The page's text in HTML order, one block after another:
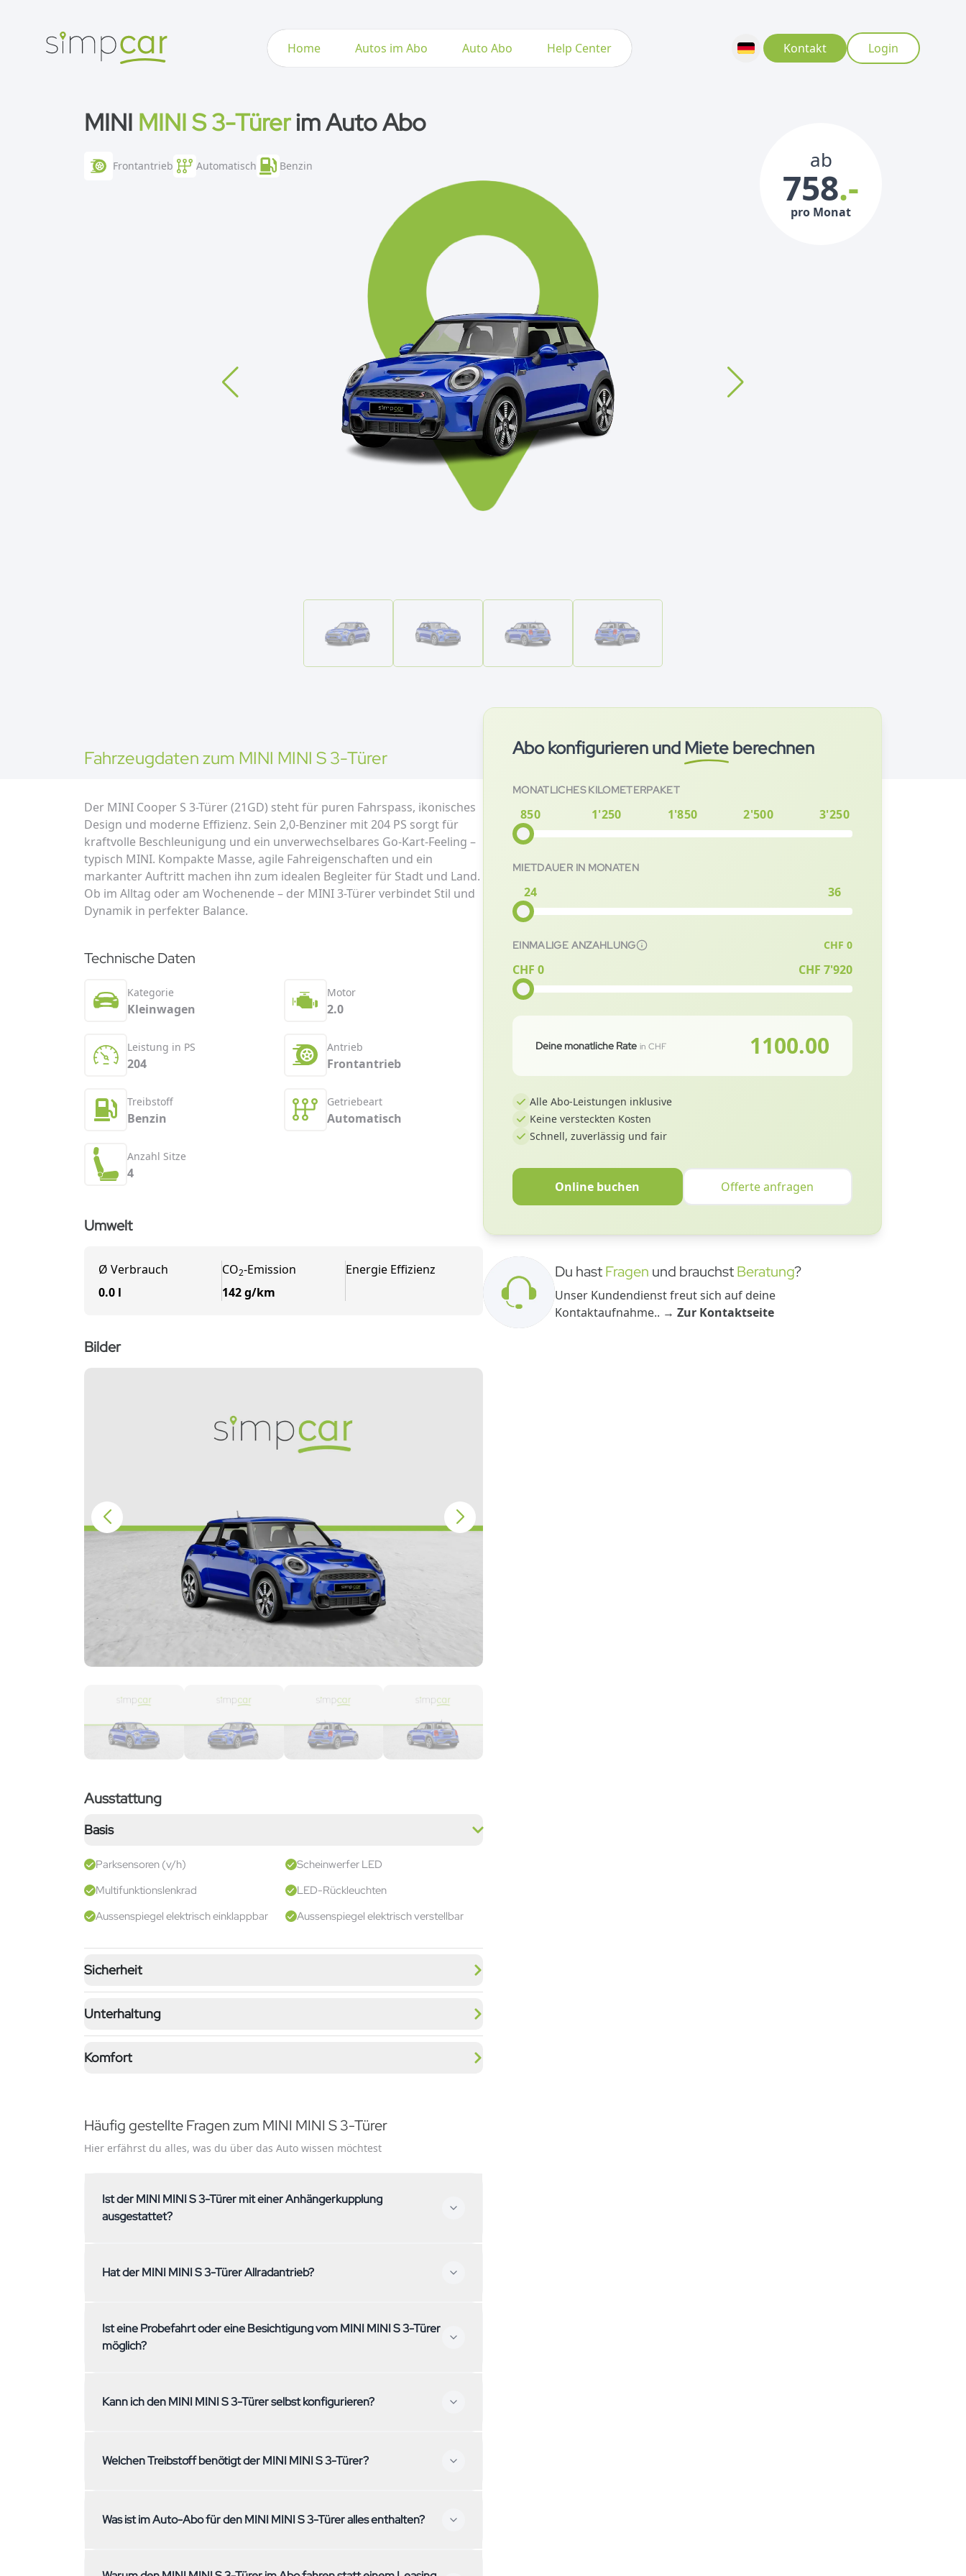
Home Autos im Abo Auto Abo Help Center Kontakt Login
MINI MINI S 3-Türerim Auto Abo
Frontantrieb Automatisch Benzin ab
758.-
pro Monat
Fahrzeugdaten zum MINI MINI S 3-Türer
Der MINI Cooper S 3-Türer (21GD) steht für puren Fahrspass, ikonisches
Design und moderne Effizienz. Sein 2,0-Benziner mit 204 PS sorgt für
kraftvolle Beschleunigung und ein unverwechselbares Go-Kart-Feeling –
typisch MINI. Kompakte Masse, agile Fahreigenschaften und ein
markanter Auftritt machen ihn zum idealen Begleiter für Stadt und Land.
Ob im Alltag oder am Wochenende – der MINI 3-Türer verbindet Stil und
Dynamik in perfekter Balance.
Technische Daten
Kategorie
Kleinwagen
Motor
2.0
Leistung in PS
204
Antrieb
Frontantrieb
Treibstoff
Benzin
Getriebeart
Automatisch
Anzahl Sitze
4
Umwelt
Ø Verbrauch
0.0 l
CO2-Emission
142 g/km
Energie Effizienz
Bilder
Ausstattung
Basis
Parksensoren (v/h)
Scheinwerfer LED
Multifunktionslenkrad
LED-Rückleuchten
Aussenspiegel elektrisch einklappbar
Aussenspiegel elektrisch verstellbar
Sicherheit
Unterhaltung
Komfort
Häufig gestellte Fragen zum MINI MINI S 3-Türer
Hier erfährst du alles, was du über das Auto wissen möchtest
Ist der MINI MINI S 3-Türer mit einer Anhängerkupplung
ausgestattet?
ausgestattet. Falls du eine Anhängerkupplung benötigst, kontaktiere uns
Hat der MINI MINI S 3-Türer Allradantrieb?
Nein, der MINI MINI S 3-Türer hat Frontantrieb. Falls du ein Fahrzeug mit
Allradantrieb suchst, schau dir gerne unsere weiteren Modelle an.
Ist eine Probefahrt oder eine Besichtigung vom MINI MINI S 3-Türer
möglich?
Ja, eine Besichtigung des MINI MINI S 3-Türer ist nach Vereinbarung bei uns in
Kallnach möglich. Kontaktiere uns einfach, um einen Termin zu vereinbaren.
Kann ich den MINI MINI S 3-Türer selbst konfigurieren?
Die Konfiguration des MINI MINI S 3-Türer ist einfach: Wähle dein
gewünschtes Kilometerpaket und die Laufzeit. Den monatlichen Abo-Preis
Welchen Treibstoff benötigt der MINI MINI S 3-Türer?
Der MINI MINI S 3-Türer fährt mit Benzin.
Was ist im Auto-Abo für den MINI MINI S 3-Türer alles enthalten?
Im Auto-Abo für den MINI MINI S 3-Türer ist alles inklusive: Versicherung,
Abo konfigurieren undMieteberechnen
MONATLICHES KILOMETERPAKET
850 1'250 1'850 2'500 3'250
MIETDAUER IN MONATEN
24 36
EINMALIGE ANZAHLUNG CHF 0
CHF 0 CHF 7'920
Deine monatliche Rate in CHF 1100.00
Alle Abo-Leistungen inklusive
Keine versteckten Kosten
Schnell, zuverlässig und fair
Online buchen Offerte anfragen
Du hastFragen und brauchstBeratung?
Unser Kundendienst freut sich auf deine
Kontaktaufnahme.. → Zur Kontaktseite